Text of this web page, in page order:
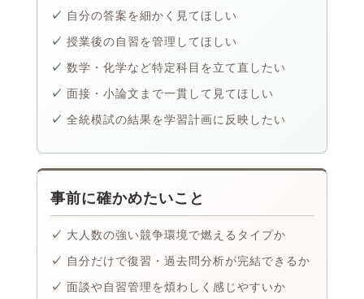
自分の答案を細かく見てほしい
授業後の自習を管理してほしい
数学・化学など特定科目を立て直したい
面接・小論文まで一貫して見てほしい
全統模試の結果を学習計画に反映したい
事前に確かめたいこと
大人数の強い競争環境で燃えるタイプか
自分だけで復習・過去問分析が完結できるか
面談や自習管理を煩わしく感じやすいか